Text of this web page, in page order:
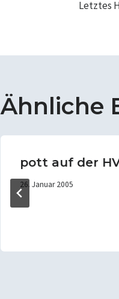
Letztes
Ähnliche
pott auf der
26. Januar 2005